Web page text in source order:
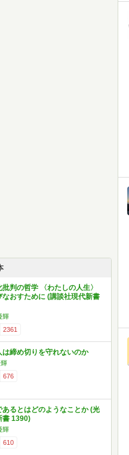
判の哲学 〈わたしの人生〉
なおすために (講談社現代新書
輝
2361
は締め切りを守れないのか
676
あるとはどのようなことか (光
書 1390)
輝
610